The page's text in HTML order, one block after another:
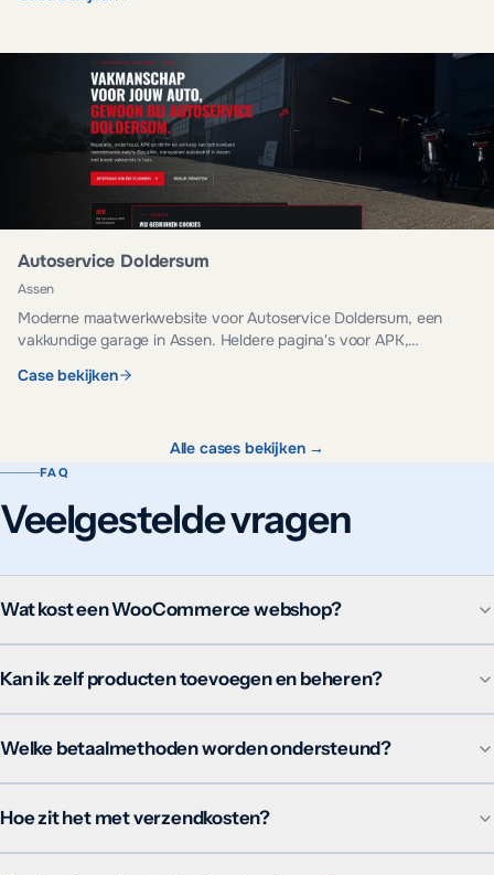
Autoservice Doldersum
Assen
Moderne maatwerkwebsite voor Autoservice Doldersum, een
vakkundige garage in Assen. Heldere pagina's voor APK,
Case bekijken
Alle cases bekijken →
FAQ
Veelgestelde vragen
Wat kost een WooCommerce webshop?
Kan ik zelf producten toevoegen en beheren?
Welke betaalmethoden worden ondersteund?
Hoe zit het met verzendkosten?